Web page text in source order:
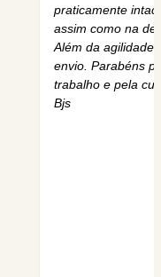
praticamente
assim como na
Além da agilidade
envio. Parabéns
trabalho e pela
Bjs